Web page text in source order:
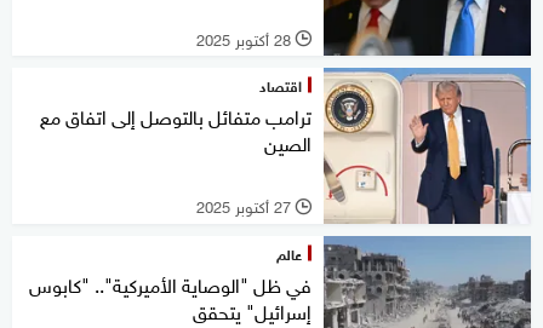
l 28 أكتوبر 2025
اقتصاد
ترامب متفائل بالتوصل إلى اتفاق مع
الصين
l 27 أكتوبر 2025
عالم
في ظل "الوصاية الأميركية".. "كابوس
إسرائيل" يتحقق